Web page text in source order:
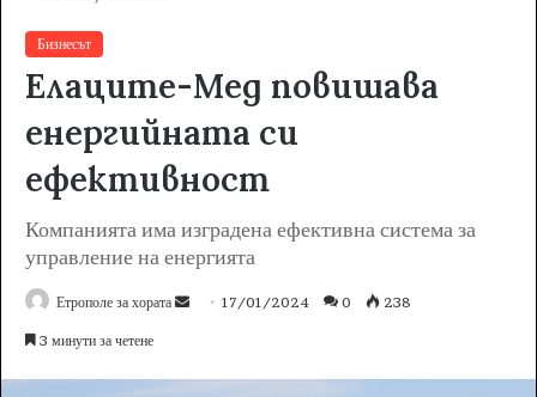
Бизнесът
Елаците-Мед повишава
енергийната си
ефективност
Компанията има изградена ефективна система за
управление на енергията
Етрополе за хората 17/01/2024 0 238
3 минути за четене